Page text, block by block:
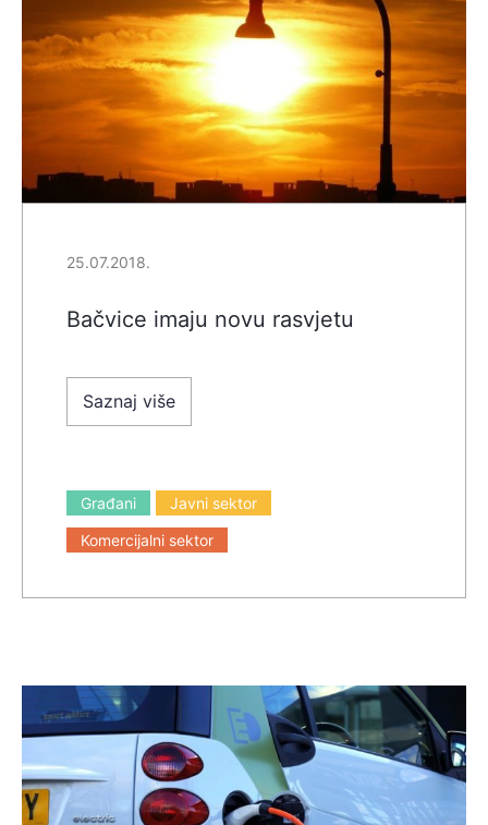
25.07.2018.
Bačvice imaju novu rasvjetu
Saznaj više
Građani
Javni sektor
Komercijalni sektor